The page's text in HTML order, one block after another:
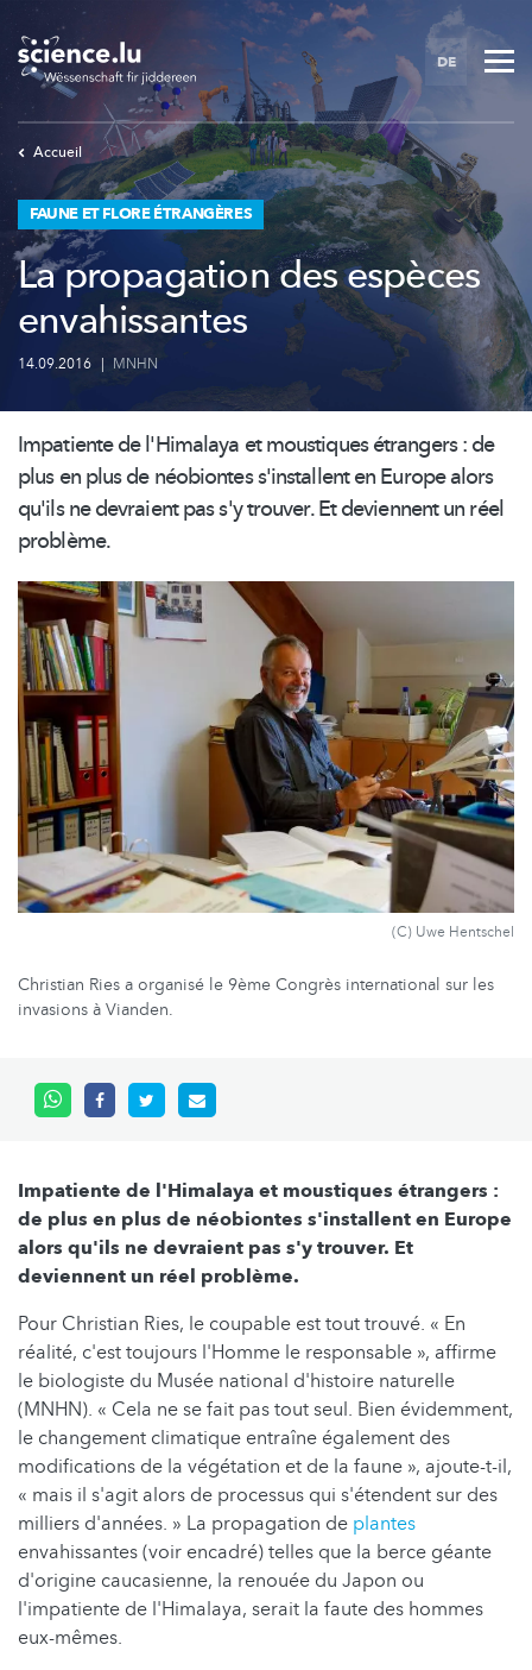
to
main
content
DE
Accueil
FAUNE ET FLORE ÉTRANGÈRES
La propagation des espèces
envahissantes
14.09.2016 | MNHN
Impatiente de l'Himalaya et moustiques étrangers : de
plus en plus de néobiontes s'installent en Europe alors
qu'ils ne devraient pas s'y trouver. Et deviennent un réel
problème.
(C) Uwe Hentschel
Christian Ries a organisé le 9ème Congrès international sur les
invasions à Vianden.
Impatiente de l'Himalaya et moustiques étrangers :
de plus en plus de néobiontes s'installent en Europe
alors qu'ils ne devraient pas s'y trouver. Et
deviennent un réel problème.
Pour Christian Ries, le coupable est tout trouvé. « En
réalité, c'est toujours l'Homme le responsable », affirme
le biologiste du Musée national d'histoire naturelle
(MNHN). « Cela ne se fait pas tout seul. Bien évidemment,
le changement climatique entraîne également des
modifications de la végétation et de la faune », ajoute-t-il,
« mais il s'agit alors de processus qui s'étendent sur des
milliers d'années. » La propagation de plantes
envahissantes (voir encadré) telles que la berce géante
d'origine caucasienne, la renouée du Japon ou
l'impatiente de l'Himalaya, serait la faute des hommes
eux-mêmes.